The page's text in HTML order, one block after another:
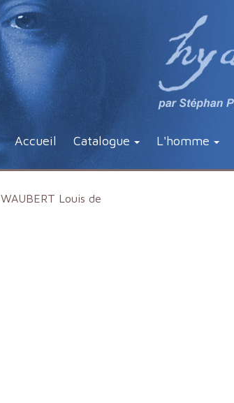
Accueil Catalogue L'homme
WAUBERT Louis de